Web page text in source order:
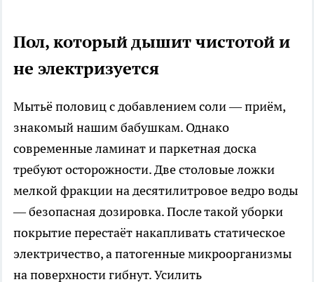
Пол, который дышит чистотой и
не электризуется
Мытьё половиц с добавлением соли — приём,
знакомый нашим бабушкам. Однако
современные ламинат и паркетная доска
требуют осторожности. Две столовые ложки
мелкой фракции на десятилитровое ведро воды
— безопасная дозировка. После такой уборки
покрытие перестаёт накапливать статическое
электричество, а патогенные микроорганизмы
на поверхности гибнут. Усилить